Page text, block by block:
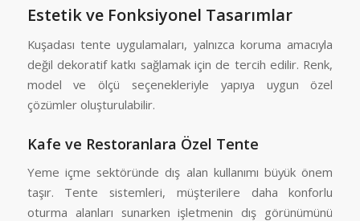
Estetik ve Fonksiyonel Tasarımlar
Kuşadası tente uygulamaları, yalnızca koruma amacıyla
değil dekoratif katkı sağlamak için de tercih edilir. Renk,
model ve ölçü seçenekleriyle yapıya uygun özel
çözümler oluşturulabilir.
Kafe ve Restoranlara Özel Tente
Yeme içme sektöründe dış alan kullanımı büyük önem
taşır. Tente sistemleri, müşterilere daha konforlu
oturma alanları sunarken işletmenin dış görünümünü